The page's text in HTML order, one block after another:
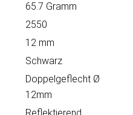
65.7 Gramm
2550
12 mm
Schwarz
Doppelgeflecht Ø
12mm